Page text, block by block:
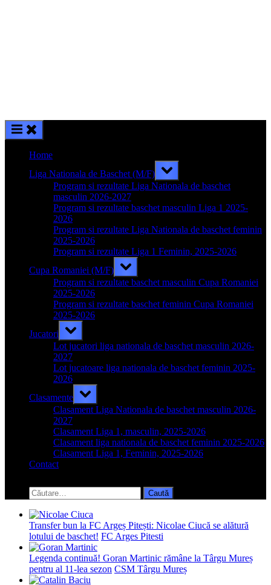
Home
Liga Nationala de Baschet (M/F)
Toggle
sub-
menu
Program si rezultate Liga Nationala de baschet
masculin 2026-2027
Program si rezultate baschet masculin Liga 1 2025-
2026
Program si rezultate Liga Nationala de baschet feminin
2025-2026
Program si rezultate Liga 1 Feminin, 2025-2026
Cupa Romaniei (M/F)
Toggle
sub-
menu
Program si rezultate baschet masculin Cupa Romaniei
2025-2026
Program si rezultate baschet feminin Cupa Romaniei
2025-2026
Jucatori
Toggle
sub-
menu
Lot jucatori liga nationala de baschet masculin 2026-
2027
Lot jucatoare liga nationala de baschet feminin 2025-
2026
Clasamente
Toggle
sub-
menu
Clasament Liga Nationala de baschet masculin 2026-
2027
Clasament Liga 1, masculin, 2025-2026
Clasament liga nationala de baschet feminin 2025-2026
Clasament Liga 1, Feminin, 2025-2026
Contact
search
form
Caută
după:
Transfer bun la FC Argeș Pitești: Nicolae Ciucă se alătură
lotului de baschet! FC Arges Pitesti
Legenda continuă! Goran Martinic rămâne la Târgu Mureș
pentru al 11-lea sezon CSM Târgu Mureș